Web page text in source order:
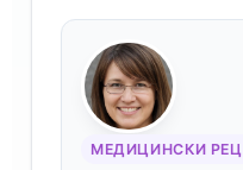
обширно относно
хормонални
за женско здраве
медицина.
МЕДИЦИНСКИ